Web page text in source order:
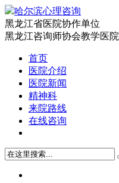
哈尔滨心理咨询
黑龙江省医院协作单位
黑龙江咨询师协会教学医院
首页
医院介绍
医院新闻
精神科
来院路线
在线咨询